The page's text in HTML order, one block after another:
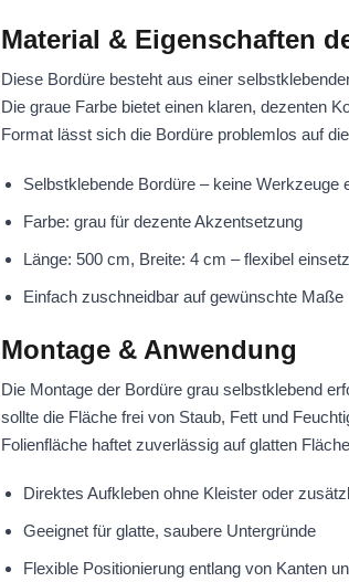
Material & Eigenschaften
Diese Bordüre besteht aus einer
Die graue Farbe bietet einen klaren, dezenten
Format lässt sich die Bordüre problemlos auf
Selbstklebende Bordüre – keine Werkzeuge
Farbe: grau für dezente Akzentsetzung
Länge: 500 cm, Breite: 4 cm – flexibel
Einfach zuschneidbar auf gewünschte Maße
Montage & Anwendung
Die Montage der Bordüre grau selbstklebend
sollte die Fläche frei von Staub, Fett und
Folienfläche haftet zuverlässig auf glatten
Direktes Aufkleben ohne Kleister oder
Geeignet für glatte, saubere Untergründe
Flexible Positionierung entlang von Kanten